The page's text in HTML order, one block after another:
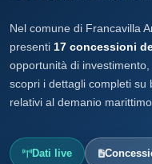
Nel comune di Francavilla
presenti 17 concessioni
opportunità di
scopri i dettagli completi su
relativi al demanio
Dati live